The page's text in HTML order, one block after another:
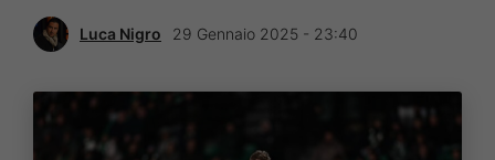
Luca Nigro 29 Gennaio 2025 - 23:40